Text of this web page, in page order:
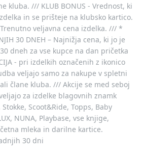
kluba. /// KLUB BONUS - Vrednost, ki
in se prišteje na klubsko kartico.
Trenutno veljavna cena izdelka. /// *
30 DNEH – Najnižja cena, ki jo je
dneh za vse kupce na dan pričetka
- pri izdelkih označenih z ikonico
veljajo samo za nakupe v spletni
člane kluba. /// Akcije se med seboj
za izdelke blagovnih znamk
Scoot&Ride, Topps, Baby
NUNA, Playbase, vse knjige,
mleka in darilne kartice.
30 dni